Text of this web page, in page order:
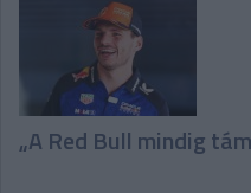
„A Red Bull mindig